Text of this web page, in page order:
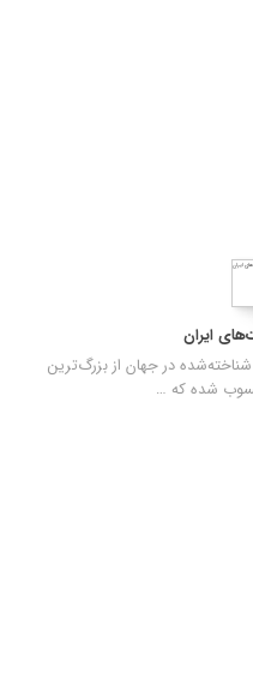
ایران
با حدود 50.000 گونه شناخته‌شده در جهان از بزرگ‌ترین
شده که …